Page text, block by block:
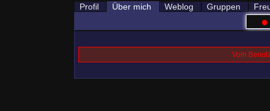
Profil Über mich Weblog Gruppen
●
Vom